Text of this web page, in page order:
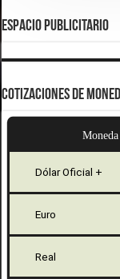
ESPACIO PUBLICITARIO
COTIZACIONES DE
Moneda
Dólar Oficial +
Euro
Real